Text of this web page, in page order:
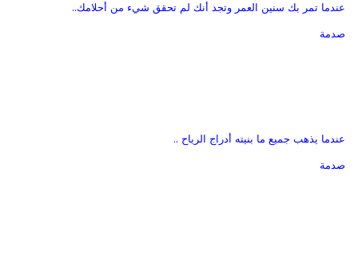
عندما تمر بك سنين العمر وتجد أنك لم تحقق شيء من أحلامك..
صدمة
عندما يذهب جميع ما بنيته أدراج الرياح ..
صدمة